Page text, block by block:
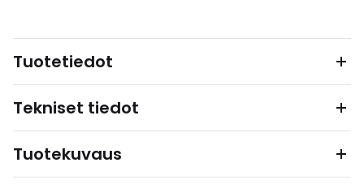
Tuotetiedot
Tekniset tiedot
Tuotekuvaus